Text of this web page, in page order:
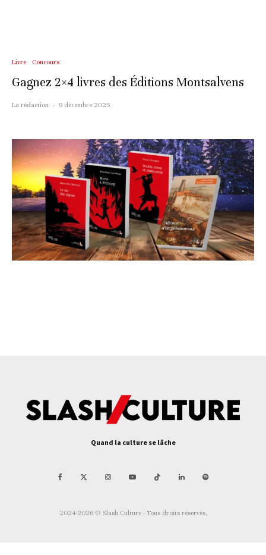
Livre Concours
Gagnez 2×4 livres des Éditions Montsalvens
La rédaction · 9 décembre 2025
Quand la culture se lâche
2024-2026 © Slash Culture - Tous droits réservés.